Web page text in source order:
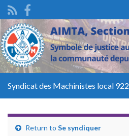
Syndicat des Machinistes local 922
Return to Se syndiquer